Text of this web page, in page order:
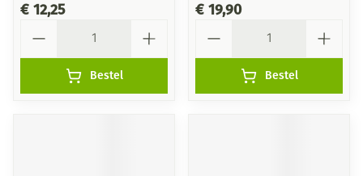
€ 12,25
Bestel
€ 19,90
Bestel